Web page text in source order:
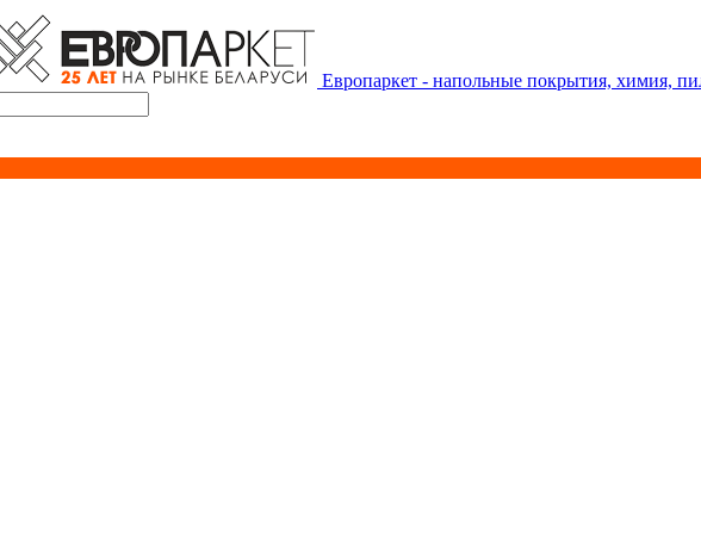
Европаркет - напольные покрытия, химия,